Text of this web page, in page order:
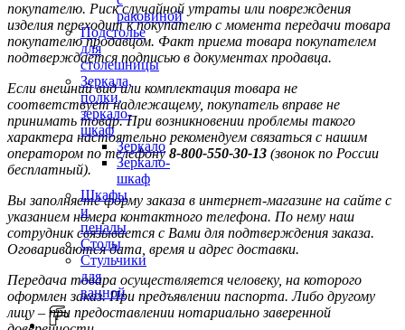
раковиной
Подстолье
для
столешницы
Зеркала,
полки,
зеркало-
шкаф
Зеркало
Зеркало-
шкаф
Шкафы
и
пеналы
Столы
Стульчики
для
ванной
покупателю. Риск случайной утраты или повреждения
изделия переходит к покупателю с момента передачи товара
покупателю продавцом. Факт приема товара покупателем
подтверждается подписью в документах продавца.
Если внешний вид или комплектация товара не
соответствует надлежащему, покупатель вправе не
принимать товар. При возникновении проблемы такого
характера настоятельно рекомендуем связаться с нашим
оператором по телефону 8-800-550-30-13 (звонок по России
бесплатный).
Вы заполняете форму заказа в интернет-магазине на сайте с
указанием номера контактного телефона. По нему наш
сотрудник связывается с Вами для подтверждения заказа.
Оговариваются дата, время и адрес доставки.
Передача товара осуществляется человеку, на которого
оформлен заказ. При предъявлении паспорта. Либо другому
лицу – при предоставлении нотариально заверенной